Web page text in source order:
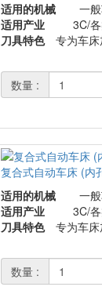
适用的机械
一
适用产业
3C/
刀具特色
专为车
数量 :
复合式自动车床 (内
适用的机械
一
适用产业
3C/
刀具特色
专为车
数量 :